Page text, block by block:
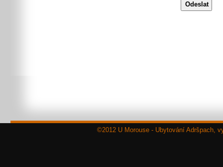
Odeslat
©2012 U Morouse - Ubytování Adršpach,